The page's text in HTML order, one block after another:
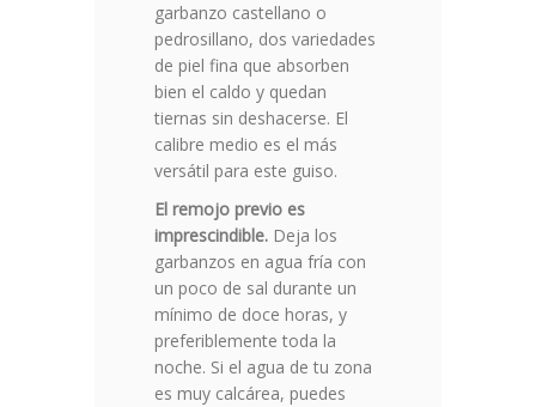
garbanzo castellano o
pedrosillano, dos variedades
de piel fina que absorben
bien el caldo y quedan
tiernas sin deshacerse. El
calibre medio es el más
versátil para este guiso.
El remojo previo es
imprescindible. Deja los
garbanzos en agua fría con
un poco de sal durante un
mínimo de doce horas, y
preferiblemente toda la
noche. Si el agua de tu zona
es muy calcárea, puedes